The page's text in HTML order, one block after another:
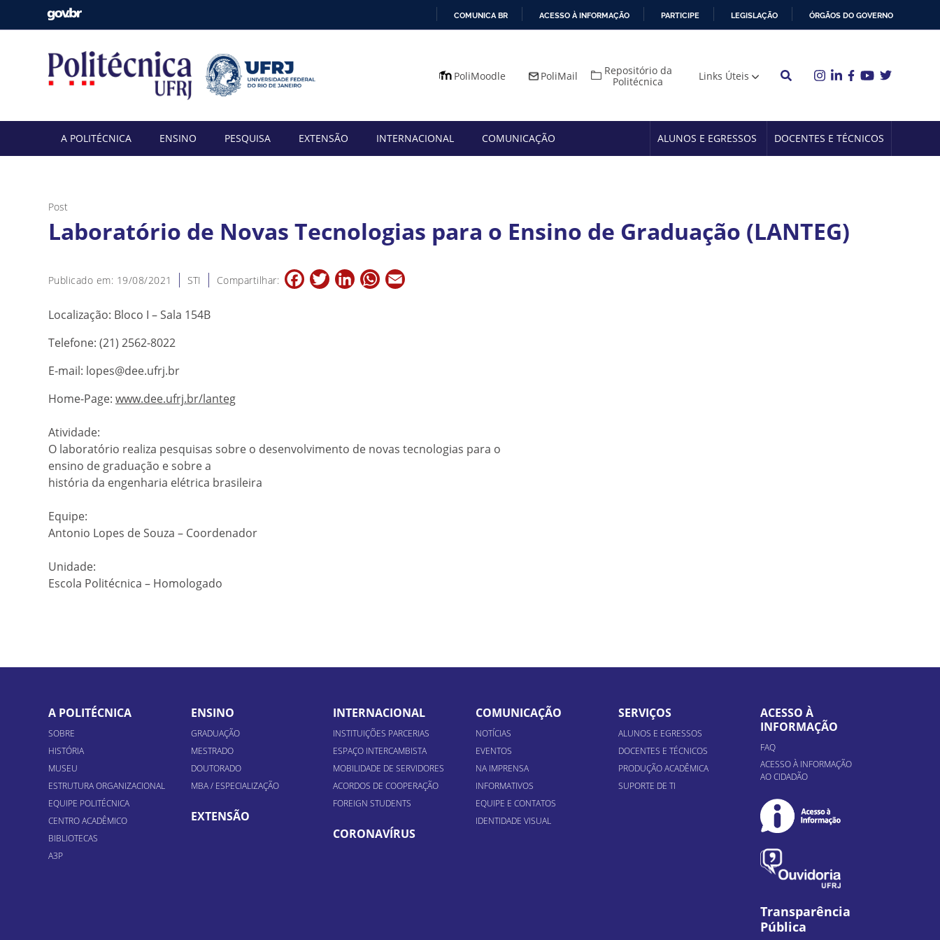
O
COMUNICA BR ACESSO À INFORMAÇÃO PARTICIPE LEGISLAÇÃO ÓRGÃOS DO GOVERNO
PoliMoodle PoliMail
Repositório da
Politécnica
Links Úteis
A POLITÉCNICA ENSINO PESQUISA EXTENSÃO INTERNACIONAL COMUNICAÇÃO ALUNOS E EGRESSOS DOCENTES E TÉCNICOS
Post
Laboratório de Novas Tecnologias para o Ensino de Graduação (LANTEG)
Publicado em: 19/08/2021 STI Compartilhar: FacebookTwitterLinkedInWhatsApp
Localização: Bloco I – Sala 154B
Telefone: (21) 2562-8022
E-mail: lopes@dee.ufrj.br
Home-Page: www.dee.ufrj.br/lanteg
Atividade:
O laboratório realiza pesquisas sobre o desenvolvimento de novas tecnologias para o
ensino de graduação e sobre a
história da engenharia elétrica brasileira
Equipe:
Antonio Lopes de Souza – Coordenador
Unidade:
Escola Politécnica – Homologado
A POLITÉCNICA
SOBRE
HISTÓRIA
MUSEU
ESTRUTURA ORGANIZACIONAL
EQUIPE POLITÉCNICA
CENTRO ACADÊMICO
BIBLIOTECAS
A3P
ENSINO
GRADUAÇÃO
MESTRADO
DOUTORADO
MBA / ESPECIALIZAÇÃO
EXTENSÃO
INTERNACIONAL
INSTITUIÇÕES PARCERIAS
ESPAÇO INTERCAMBISTA
MOBILIDADE DE SERVIDORES
ACORDOS DE COOPERAÇÃO
FOREIGN STUDENTS
CORONAVÍRUS
COMUNICAÇÃO
NOTÍCIAS
EVENTOS
NA IMPRENSA
INFORMATIVOS
EQUIPE E CONTATOS
IDENTIDADE VISUAL
SERVIÇOS
ALUNOS E EGRESSOS
DOCENTES E TÉCNICOS
PRODUÇÃO ACADÊMICA
SUPORTE DE TI
ACESSO À
INFORMAÇÃO
FAQ
ACESSO À INFORMAÇÃO
AO CIDADÃO
Transparência
Pública